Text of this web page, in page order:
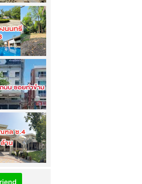
ยา 11 ไร่ 2 งาน
ครั้ง
2 ไร่ กับ 3 ไร่
ทรี...
ครั้ง
น ซอยท่าข้าม...
ครั้ง